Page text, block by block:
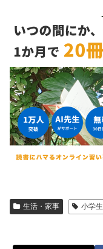
生活・家事 小学生